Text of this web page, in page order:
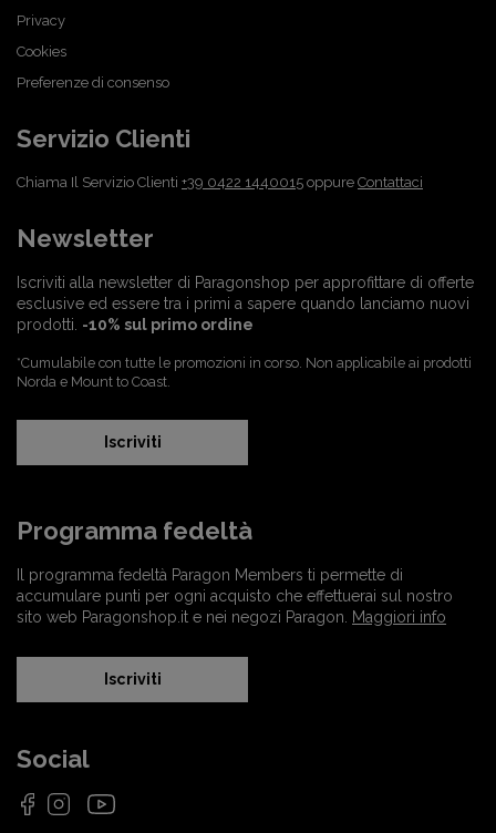
Privacy
Cookies
Preferenze di consenso
Servizio Clienti
Chiama Il Servizio Clienti +39 0422 1440015 oppure Contattaci
Newsletter
Iscriviti alla newsletter di Paragonshop per approfittare di offerte
esclusive ed essere tra i primi a sapere quando lanciamo nuovi
prodotti. -10% sul primo ordine
*Cumulabile con tutte le promozioni in corso. Non applicabile ai prodotti
Norda e Mount to Coast.
Iscriviti
Programma fedeltà
Il programma fedeltà Paragon Members ti permette di
accumulare punti per ogni acquisto che effettuerai sul nostro
sito web Paragonshop.it e nei negozi Paragon.
Maggiori info
Iscriviti
Social